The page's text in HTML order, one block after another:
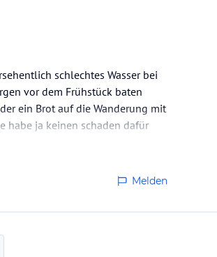
schlechtes Wasser bei
vor dem Frühstück baten
ein Brot auf die Wanderung mit
habe ja keinen schaden dafür
Melden